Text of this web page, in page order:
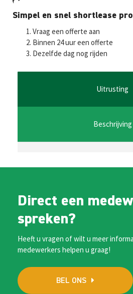
Fa
ce
b
o
o
T
wi
tt
er
E
m
ai
l
W
h
at
sA
p
p
M
se
ge
r
Simpel en snel shortlease
Vraag een offerte aan
Binnen 24 uur een offerte
Dezelfde dag nog rijden
Uitrusting
Beschrijving
Direct een
spreken?
Heeft u vragen of wilt u meer
medewerkers helpen u graag!
BEL ONS